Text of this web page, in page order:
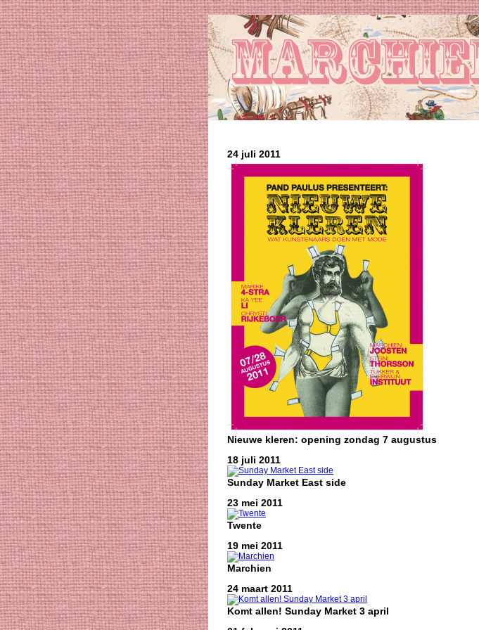
24 juli 2011
Nieuwe kleren: opening zondag 7 augustus
18 juli 2011
Sunday Market East side
23 mei 2011
Twente
19 mei 2011
Marchien
24 maart 2011
Komt allen! Sunday Market 3 april